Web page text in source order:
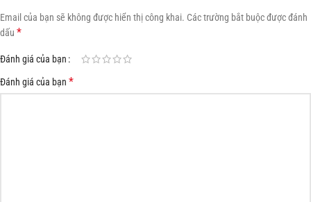
Email của bạn sẽ không được hiển thị công khai. Các trường bắt buộc được đánh
dấu *
Đánh giá của bạn
Đánh giá của bạn *